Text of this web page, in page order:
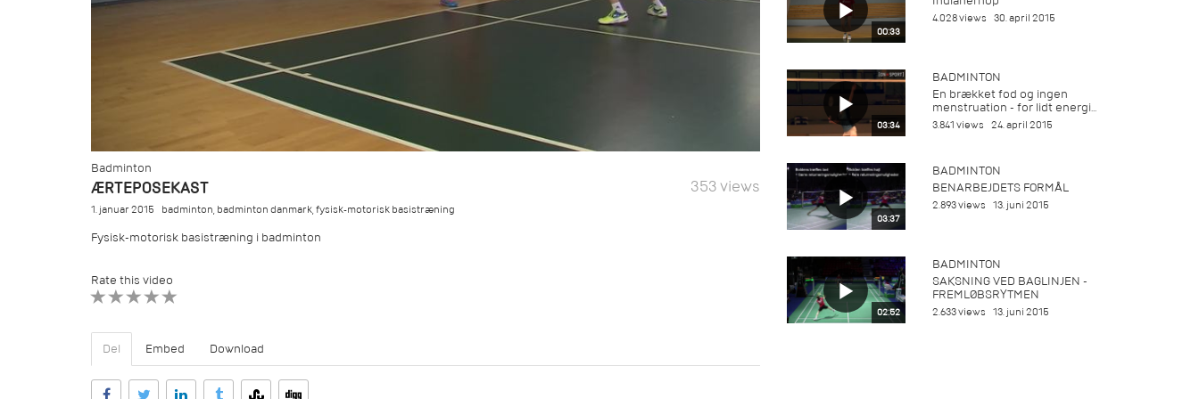
Badminton
ÆRTEPOSEKAST 353 views
1. januar 2015 badminton,badminton danmark,fysisk-motorisk basistræning
Fysisk-motorisk basistræning i badminton
Rate this video
Del Embed Download
00:33
4.028 views 30. april 2015
03:34
BADMINTON
En brækket fod og ingen
menstruation - for lidt energi...
3.841 views 24. april 2015
03:37
BADMINTON
BENARBEJDETS FORMÅL
2.893 views 13. juni 2015
02:52
BADMINTON
SAKSNING VED BAGLINJEN -
FREMLØBSRYTMEN
2.633 views 13. juni 2015